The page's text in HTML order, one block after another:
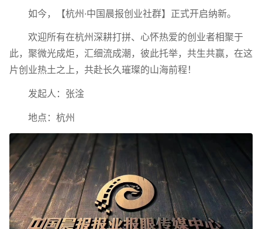
如今，【杭州·中国晨报创业社群】正式开启纳新。
欢迎所有在杭州深耕打拼、心怀热爱的创业者相聚于
此，聚微光成炬，汇细流成潮，彼此托举，共生共赢，在这
片创业热土之上，共赴长久璀璨的山海前程！
发起人：张淦
地点：杭州